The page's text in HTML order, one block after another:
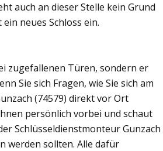
auch an dieser Stelle kein Grund
neues Schloss ein.
zugefallenen Türen, sondern er
Sie sich Fragen, wie Sie sich am
(74579) direkt vor Ort
persönlich vorbei und schaut
Schlüsseldienstmonteur Gunzach
werden sollten. Alle dafür